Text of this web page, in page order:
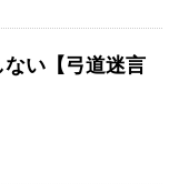
い【弓道迷言